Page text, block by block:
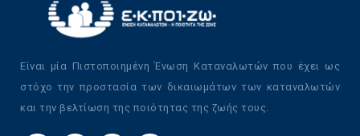
Είναι μία Πιστοποιημένη Ένωση Καταναλωτών που έχει ως
στόχο την προστασία των δικαιωμάτων των καταναλωτών
και την βελτίωση της ποιότητας της ζωής τους.